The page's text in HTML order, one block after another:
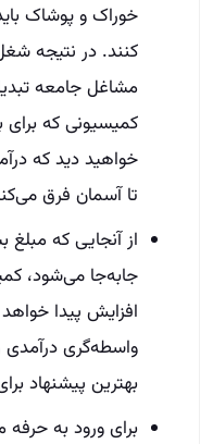
خوراک و پوشاک
کنند. در نتیجه
مشاغل جامعه
کمیسیونی که برای
خواهید دید که
تا آسمان فرق
از آنجایی که مبلغ
جابه‌جا می‌شود،
افزایش پیدا
واسطه‌گری
بهترین پیشنهاد
برای ورود به